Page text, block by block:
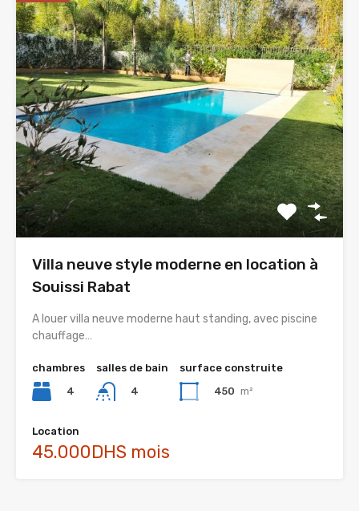
Villa neuve style moderne en location à
Souissi Rabat
A louer villa neuve moderne haut standing, avec piscine
chauffage…
chambres
4
salles de bain
4
surface construite
450 m²
Location
45.000DHS mois